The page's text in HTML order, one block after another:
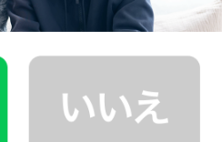
代行をお願いし
記事全文を見る